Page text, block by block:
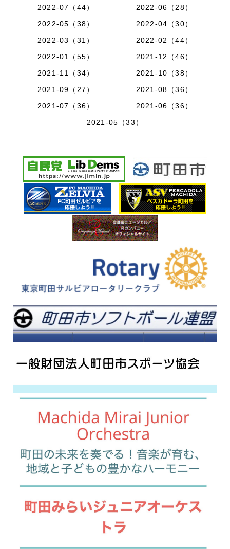
2022-07（44）
2022-06（28）
2022-05（38）
2022-04（30）
2022-03（31）
2022-02（44）
2022-01（55）
2021-12（46）
2021-11（34）
2021-10（38）
2021-09（27）
2021-08（36）
2021-07（36）
2021-06（36）
2021-05（33）